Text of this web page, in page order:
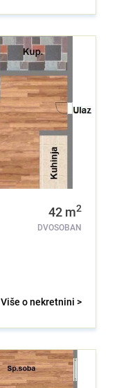
42 m2
DVOSOBAN
Više o nekretnini >